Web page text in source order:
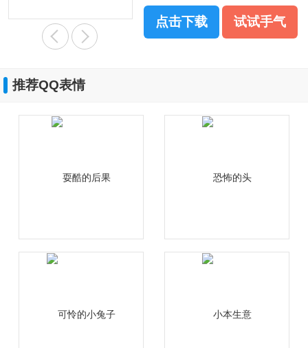
点击下载 试试手气
推荐QQ表情